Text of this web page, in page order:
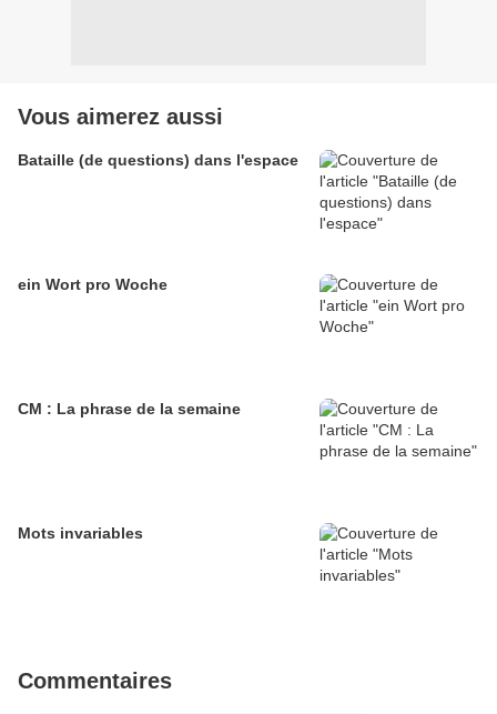
Vous aimerez aussi
Bataille (de questions) dans l'espace
ein Wort pro Woche
CM : La phrase de la semaine
Mots invariables
Commentaires